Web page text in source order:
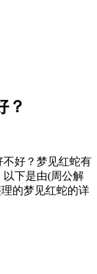
？
好？梦见红蛇有
下是由(周公解
理的梦见红蛇的详